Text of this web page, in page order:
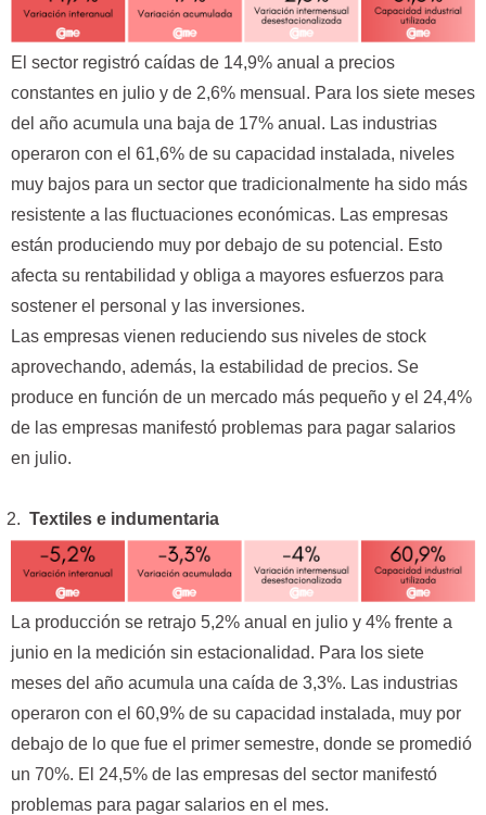
El sector registró caídas de 14,9% anual a precios
constantes en julio y de 2,6% mensual. Para los siete meses
del año acumula una baja de 17% anual. Las industrias
operaron con el 61,6% de su capacidad instalada, niveles
muy bajos para un sector que tradicionalmente ha sido más
resistente a las fluctuaciones económicas. Las empresas
están produciendo muy por debajo de su potencial. Esto
afecta su rentabilidad y obliga a mayores esfuerzos para
sostener el personal y las inversiones.
Las empresas vienen reduciendo sus niveles de stock
aprovechando, además, la estabilidad de precios. Se
produce en función de un mercado más pequeño y el 24,4%
de las empresas manifestó problemas para pagar salarios
en julio.
Textiles e indumentaria
La producción se retrajo 5,2% anual en julio y 4% frente a
junio en la medición sin estacionalidad. Para los siete
meses del año acumula una caída de 3,3%. Las industrias
operaron con el 60,9% de su capacidad instalada, muy por
debajo de lo que fue el primer semestre, donde se promedió
un 70%. El 24,5% de las empresas del sector manifestó
problemas para pagar salarios en el mes.